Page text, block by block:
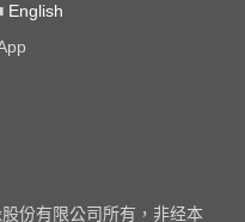
English
份有限公司所有，非经本